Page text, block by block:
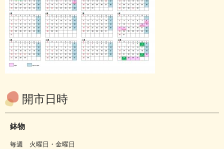
開市日時
鉢物
毎週 火曜日・金曜日